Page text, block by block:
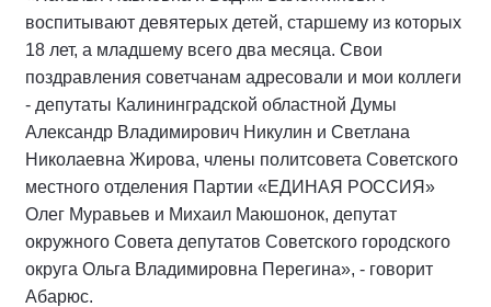
воспитывают девятерых детей, старшему из которых
18 лет, а младшему всего два месяца. Свои
поздравления советчанам адресовали и мои коллеги
- депутаты Калининградской областной Думы
Александр Владимирович Никулин и Светлана
Николаевна Жирова, члены политсовета Советского
местного отделения Партии «ЕДИНАЯ РОССИЯ»
Олег Муравьев и Михаил Маюшонок, депутат
окружного Совета депутатов Советского городского
округа Ольга Владимировна Перегина», - говорит
Абарюс.